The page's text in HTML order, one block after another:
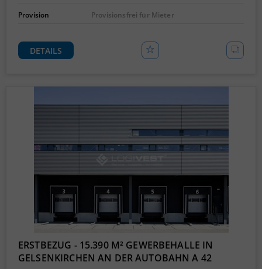
Provision Provisionsfrei für Mieter
DETAILS
ERSTBEZUG - 15.390 M² GEWERBEHALLE IN
GELSENKIRCHEN AN DER AUTOBAHN A 42